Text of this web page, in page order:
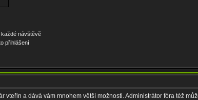
každé návštěvě
přihlášení
vteřin a dává vám mnohem větší možnosti. Administrátor fóra též